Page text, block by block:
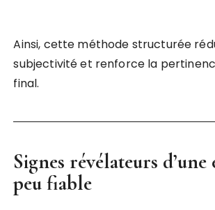
Ainsi, cette méthode structurée
subjectivité et renforce la
final.
Signes révélateurs
peu fiable